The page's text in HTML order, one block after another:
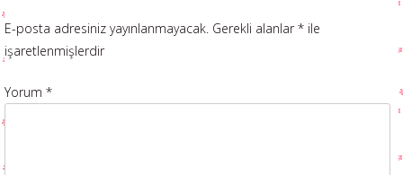
E-posta adresiniz yayınlanmayacak. Gerekli alanlar* ile
işaretlenmişlerdir
Yorum *